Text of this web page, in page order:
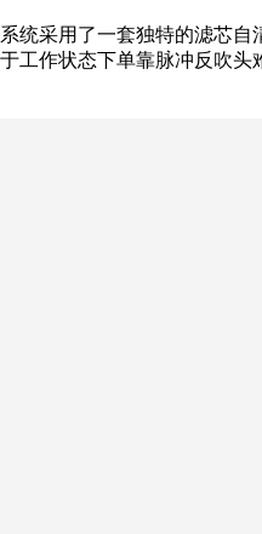
统采用了一套独特的滤芯
作状态下单靠脉冲反吹